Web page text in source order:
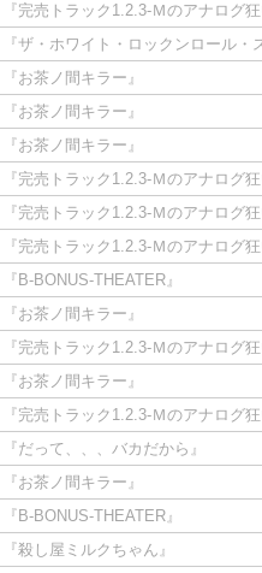
『完売トラック1.2.3-Ｍのアナログ狂
『ザ・ホワイト・ロックンロール・
『お茶ノ間キラー』
『お茶ノ間キラー』
『お茶ノ間キラー』
『完売トラック1.2.3-Ｍのアナログ狂
『完売トラック1.2.3-Ｍのアナログ狂
『完売トラック1.2.3-Ｍのアナログ狂
『B-BONUS-THEATER』
『お茶ノ間キラー』
『完売トラック1.2.3-Ｍのアナログ狂
『お茶ノ間キラー』
『完売トラック1.2.3-Ｍのアナログ狂
『だって、、、バカだから』
『お茶ノ間キラー』
『B-BONUS-THEATER』
『殺し屋ミルクちゃん』